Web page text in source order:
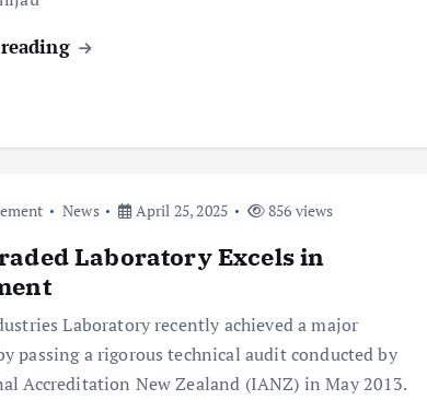
News April 25, 2025 856 views
Laboratory Excels in
Laboratory recently achieved a major
passing a rigorous technical audit conducted by
Accreditation New Zealand (IANZ) in May 2013.